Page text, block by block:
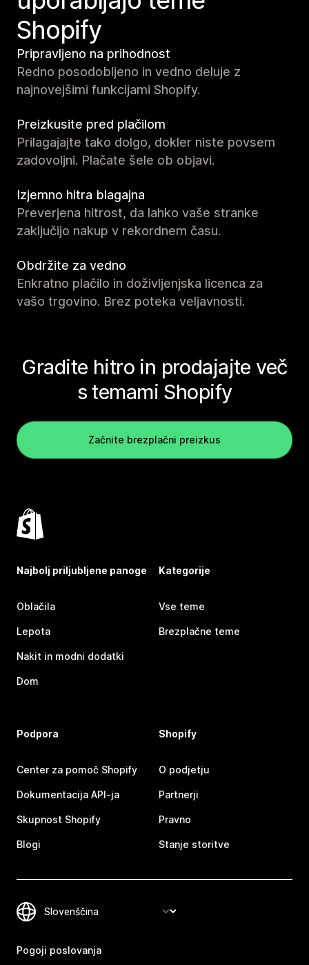
Shopify
Pripravljeno na prihodnost
Redno posodobljeno in vedno deluje z
najnovejšimi funkcijami Shopify.
Preizkusite pred plačilom
Prilagajajte tako dolgo, dokler niste povsem
zadovoljni. Plačate šele ob objavi.
Izjemno hitra blagajna
Preverjena hitrost, da lahko vaše stranke
zaključijo nakup v rekordnem času.
Obdržite za vedno
Enkratno plačilo in doživljenjska licenca za
vašo trgovino. Brez poteka veljavnosti.
Gradite hitro in prodajajte več
s temami Shopify
Začnite brezplačni preizkus
Najbolj priljubljene panoge
Oblačila
Lepota
Nakit in modni dodatki
Dom
Kategorije
Vse teme
Brezplačne teme
Podpora
Center za pomoč Shopify
Dokumentacija API-ja
Skupnost Shopify
Blogi
Shopify
O podjetju
Partnerji
Pravno
Stanje storitve
Pogoji poslovanja